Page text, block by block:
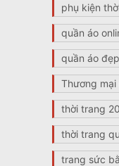
phụ kiện
quần áo
quần áo đẹp
Thương
thời trang
thời trang
trang sức